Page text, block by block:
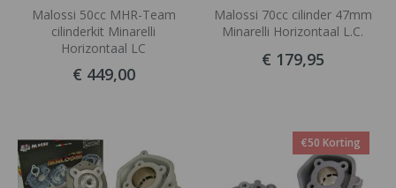
Malossi 50cc MHR-Team
cilinderkit Minarelli
Horizontaal LC
€ 449,00
Malossi 70cc cilinder 47mm
Minarelli Horizontaal L.C.
€ 179,95
€50 Korting